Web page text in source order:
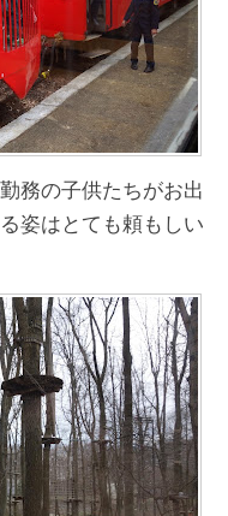
務の子供たちがお出
姿はとても頼もしい